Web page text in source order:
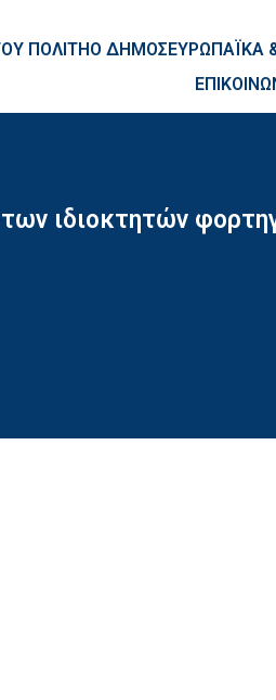
ΠΟΛΙΤΗΟ ΔΗΜΟΣΕΥΡΩΠΑΪΚΑ
ιδιοκτητών